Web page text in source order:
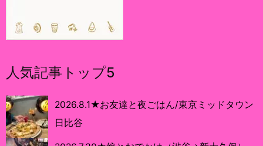
人気記事トップ5
2026.8.1★お友達と夜ごはん/東京ミッドタウン
日比谷